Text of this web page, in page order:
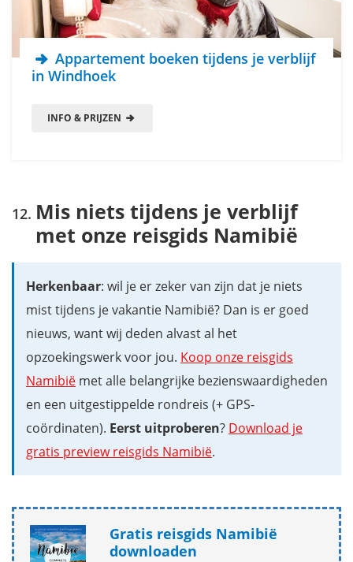
Appartement boeken tijdens je verblijf
in Windhoek
INFO & PRIJZEN
Mis niets tijdens je verblijf
met onze reisgids Namibië
Herkenbaar: wil je er zeker van zijn dat je niets
mist tijdens je vakantie Namibië? Dan is er goed
nieuws, want wij deden alvast al het
opzoekingswerk voor jou. Koop onze reisgids
Namibië met alle belangrijke bezienswaardigheden
en een uitgestippelde rondreis (+ GPS-
coördinaten). Eerst uitproberen? Download je
gratis preview reisgids Namibië.
Gratis reisgids Namibië
downloaden